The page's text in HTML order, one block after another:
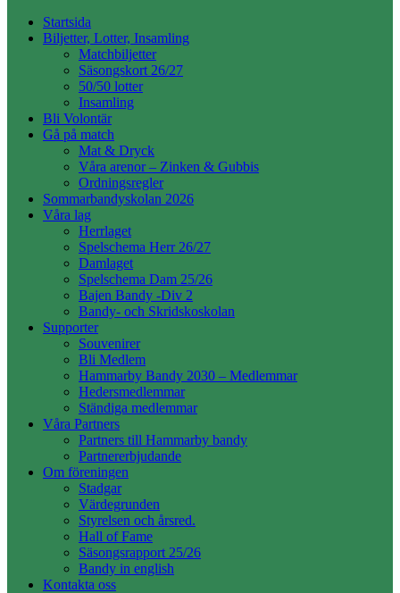
Startsida
Biljetter, Lotter, Insamling
Matchbiljetter
Säsongskort 26/27
50/50 lotter
Insamling
Bli Volontär
Gå på match
Mat & Dryck
Våra arenor – Zinken & Gubbis
Ordningsregler
Sommarbandyskolan 2026
Våra lag
Herrlaget
Spelschema Herr 26/27
Damlaget
Spelschema Dam 25/26
Bajen Bandy -Div 2
Bandy- och Skridskoskolan
Supporter
Souvenirer
Bli Medlem
Hammarby Bandy 2030 – Medlemmar
Hedersmedlemmar
Ständiga medlemmar
Våra Partners
Partners till Hammarby bandy
Partnererbjudande
Om föreningen
Stadgar
Värdegrunden
Styrelsen och årsred.
Hall of Fame
Säsongsrapport 25/26
Bandy in english
Kontakta oss